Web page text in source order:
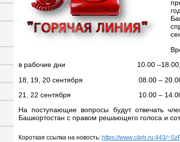
в рабочие дни 10.00 –18.00,
18, 19, 20 сентября 08.00 –
21, 22 сентября 10.00 –
На поступающие вопросы будут отвечать
Башкортостан с правом решающего голоса и
Короткая ссылка на новость: https://www.cikrb.ru:443/